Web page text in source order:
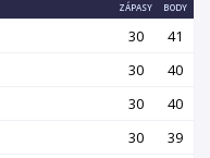
ZÁPASY BODY
30
41
30
40
30
40
30
39